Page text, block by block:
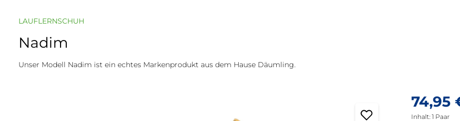
LAUFLERNSCHUH
Nadim
Unser Modell Nadim ist ein echtes Markenprodukt aus dem Hause Däumling.
Regulärer
74,95
Inhalt:1 Paar